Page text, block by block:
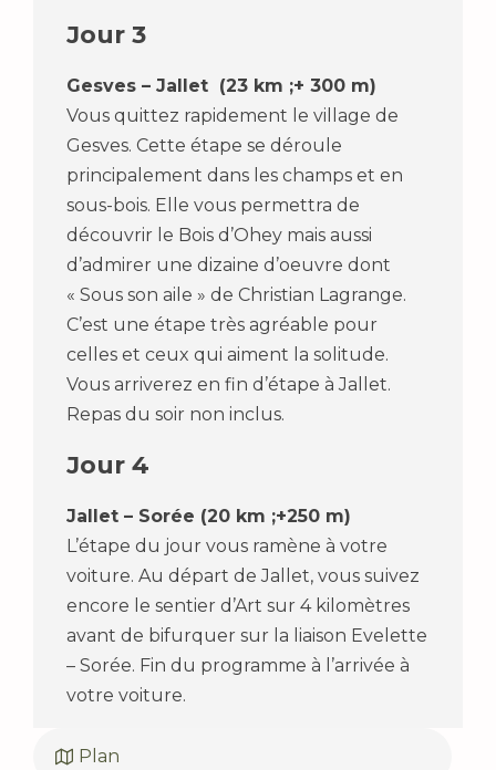
Jour 3
Gesves – Jallet (23 km ;+ 300 m)
Vous quittez rapidement le village de
Gesves. Cette étape se déroule
principalement dans les champs et en
sous-bois. Elle vous permettra de
découvrir le Bois d’Ohey mais aussi
d’admirer une dizaine d’oeuvre dont
« Sous son aile » de Christian Lagrange.
C’est une étape très agréable pour
celles et ceux qui aiment la solitude.
Vous arriverez en fin d’étape à Jallet.
Repas du soir non inclus.
Jour 4
Jallet – Sorée (20 km ;+250 m)
L’étape du jour vous ramène à votre
voiture. Au départ de Jallet, vous suivez
encore le sentier d’Art sur 4 kilomètres
avant de bifurquer sur la liaison Evelette
– Sorée. Fin du programme à l’arrivée à
votre voiture.
Plan